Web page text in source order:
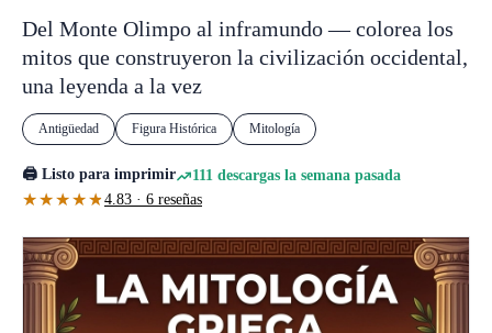
Del Monte Olimpo al inframundo — colorea los
mitos que construyeron la civilización occidental,
una leyenda a la vez
Antigüedad Figura Histórica Mitología
🖨️ Listo para imprimir 111 descargas la semana pasada
★★★★★
★★★★★ 4.83 · 6 reseñas